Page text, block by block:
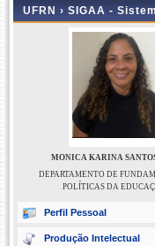
UFRN › SIGAA -
MONICA KARINA
DEPARTAMENTO DE
POLÍTICAS DA
Perfil Pessoal
Produção Intelectual